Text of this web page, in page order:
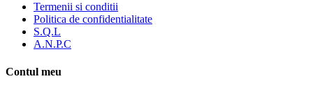
Termenii si conditii
Politica de confidentialitate
S.Q.L
A.N.P.C
Contul meu